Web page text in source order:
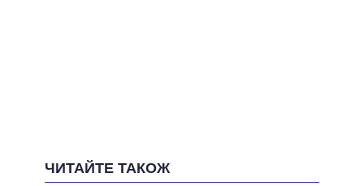
ЧИТАЙТЕ ТАКОЖ